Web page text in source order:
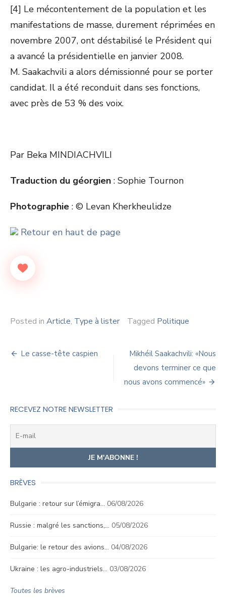
[4] Le mécontentement de la population et les
manifestations de masse, durement réprimées en
novembre 2007, ont déstabilisé le Président qui
a avancé la présidentielle en janvier 2008.
M. Saakachvili a alors démissionné pour se porter
candidat. Il a été reconduit dans ses fonctions,
avec près de 53 % des voix.
Par Beka MINDIACHVILI
Traduction du géorgien : Sophie Tournon
Photographie : © Levan Kherkheulidze
Retour en haut de page
Posted in Article, Type à lister Tagged Politique
Navigation
Le casse-tête caspien
Mikhéil Saakachvili: «Nous
devons terminer ce que
nous avons commencé»
RECEVEZ NOTRE NEWSLETTER
BRÈVES
Bulgarie : retour sur l’émigra… 06/08/2026
Russie : malgré les sanctions,… 05/08/2026
Bulgarie: le retour des avions… 04/08/2026
Ukraine : les agro-industriels… 03/08/2026
Toutes les brèves